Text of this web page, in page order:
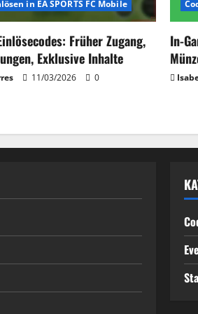
in EA SPORTS FC Mobile
Früher Zugang,
Exklusive Inhalte
11/03/2026 0
In-